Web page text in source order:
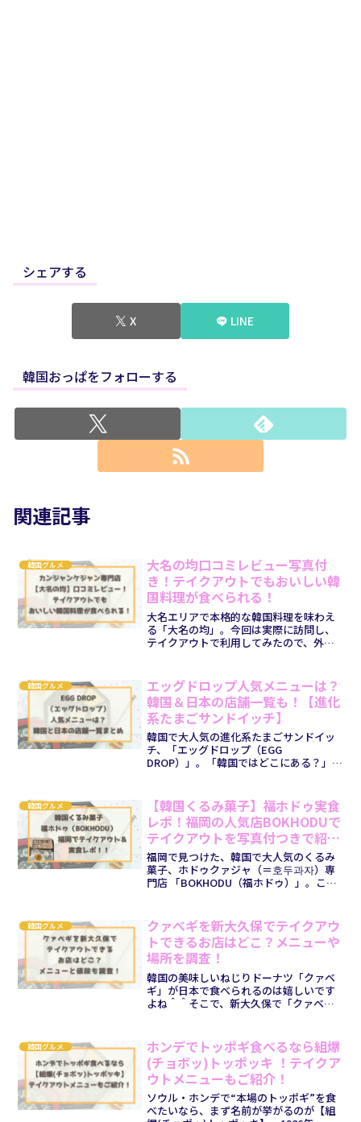
シェアする
X LINE
韓国おっぱをフォローする
関連記事
韓国グルメ
大名の均口コミレビュー写真付
き！テイクアウトでもおいしい韓
国料理が食べられる！
大名エリアで本格的な韓国料理を味わえ
る「大名の均」。今回は実際に訪問し、
テイクアウトで利用してみたので、外観
紹介します♪これから行ってみたい方
や、大名周辺で韓国グルメを...
韓国グルメ
エッグドロップ人気メニューは？
韓国＆日本の店舗一覧も！【進化
系たまごサンドイッチ】
韓国で大人気の進化系たまごサンドイッ
チ、「エッグドロップ（EGG
DROP）」。「韓国ではどこにある？」
国では弘大・明洞・聖水・釜山などに多
数店舗がありますが、日本の公...
韓国グルメ
【韓国くるみ菓子】福ホドゥ実食
レポ！福岡の人気店BOKHODUで
テイクアウトを写真付つきで紹
介！
福岡で見つけた、韓国で大人気のくるみ
菓子、ホドゥクァジャ（＝호두과자）専
門店 「BOKHODU（福ホドゥ）」。こち
見た目は、まるで本物のくるみ。中には
やさしい甘さのあん...
韓国グルメ
クァべギを新大久保でテイクアウ
トできるお店はどこ？メニューや
場所を調査！
韓国の美味しいねじりドーナツ「クァベ
ギ」が日本で食べられるのは嬉しいです
よね＾＾そこで、新大久保で「クァベ
のクァベギテイクアウトのお店は
「Twisty」「スマイルカフェ...
韓国グルメ
ホンデでトッポギ食べるなら組爆
(チョボッ)トッポッキ ！テイクア
ウトメニューもご紹介！
ソウル・ホンデで“本場のトッポギ”を食
べたいなら、まず名前が挙がるのが【組